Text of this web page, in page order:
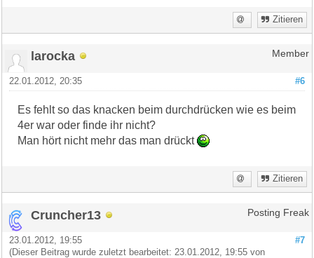
Zitieren
larocka Member
#6
22.01.2012, 20:35
Es fehlt so das knacken beim durchdrücken wie es beim
4er war oder finde ihr nicht?
Man hört nicht mehr das man drückt
Zitieren
Cruncher13 Posting Freak
#7
23.01.2012, 19:55
(Dieser Beitrag wurde zuletzt bearbeitet: 23.01.2012, 19:55 von